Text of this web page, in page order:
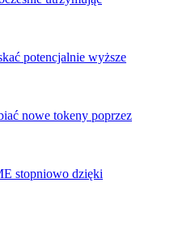
potencjalnie wyższe
nowe tokeny poprzez
stopniowo dzięki